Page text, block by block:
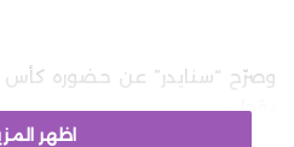
وصرّح “سنايدر” عن حضوره كأس
بقول:
اظهر